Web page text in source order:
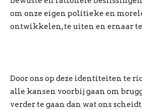
om onze eigen politieke en
ontwikkelen, te uiten en ernaar
Door ons op deze identiteiten te
alle kansen voorbij gaan om
verder te gaan dan wat ons